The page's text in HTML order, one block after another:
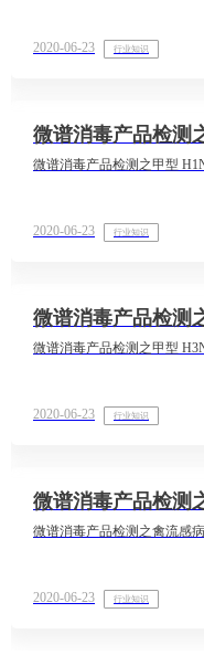
2020-06-23 行业知识
微谱消毒产品检测
微谱消毒产品检测之甲型
2020-06-23 行业知识
微谱消毒产品检测
微谱消毒产品检测之甲型
2020-06-23 行业知识
微谱消毒产品检测
微谱消毒产品检测之禽流感
2020-06-23 行业知识